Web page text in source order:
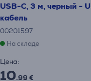
USB-C, 3 м, черный -
кабель
00201597
На складе
Цена:
10.99 €